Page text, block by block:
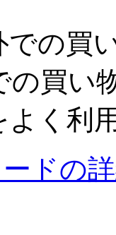
での買
の買い
よく利
ドの